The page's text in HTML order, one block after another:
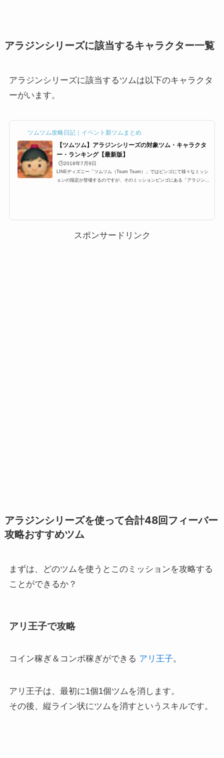
アラジンシリーズに該当するキャラクター一覧
アラジンシリーズに該当するツムは以下のキャラクタ
ーがいます。
ツムツム攻略日記｜イベント新ツムまとめ
【ツムツム】アラジンシリーズの対象ツム・キャラクタ
ー・ランキング【最新版】
🕒️2018年7月9日
LINEディズニー「ツムツム（Tsum Tsum）」ではビンゴにて様々なミッシ
ョンの指定が登場するのですが、そのミッションビンゴにある「アラジンシ
めて登場した指定になりま...
スポンサードリンク
アラジンシリーズを使って合計48回フィーバー
攻略おすすめツム
まずは、どのツムを使うとこのミッションを攻略する
ことができるか？
アリ王子で攻略
コイン稼ぎ＆コンボ稼ぎができる アリ王子。
アリ王子は、最初に1個1個ツムを消します。
その後、縦ライン状にツムを消すというスキルです。